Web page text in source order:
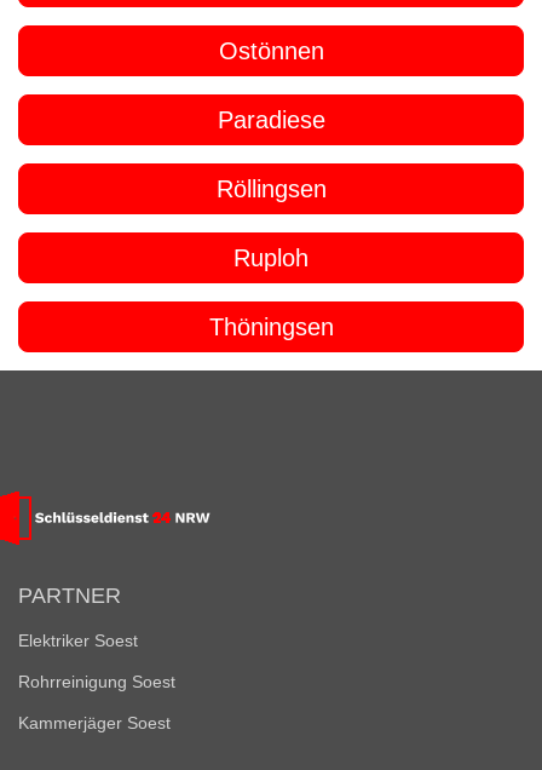
Ostönnen
Paradiese
Röllingsen
Ruploh
Thöningsen
PARTNER
Elektriker Soest
Rohrreinigung Soest
Kammerjäger Soest